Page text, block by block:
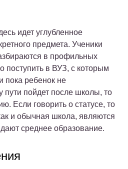
идет углубленное
предмета. Ученики
в профильных
поступить в ВУЗ, с которым
пока ребенок не
пути пойдет после школы, то
Если говорить о статусе, то
и обычная школа, являются
среднее образование.